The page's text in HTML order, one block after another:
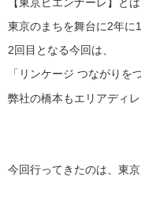
東京のまちを舞台に2年に
2回目となる今回は、
「リンケージ つながりを
弊社の橋本もエリアディ
今回行ってきたのは、東京